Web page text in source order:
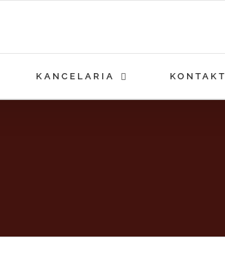
KANCELARIA KONTAKT